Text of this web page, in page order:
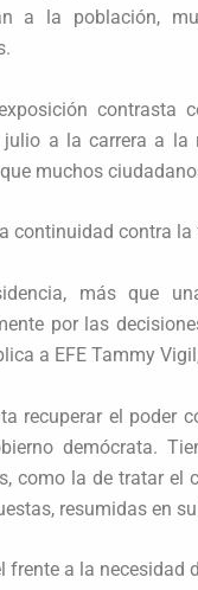
a la población,
contrasta
julio a la carrera a
muchos
continuidad contra
más que
por las
a EFE Tammy
recuperar el poder
demócrata.
como la de tratar el
resumidas en
frente a la necesidad